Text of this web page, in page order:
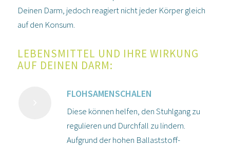
Deinen Darm, jedoch reagiert nicht jeder Körper gleich
auf den Konsum.
LEBENSMITTEL UND IHRE WIRKUNG
AUF DEINEN DARM:
FLOHSAMENSCHALEN
Diese können helfen, den Stuhlgang zu
regulieren und Durchfall zu lindern.
Aufgrund der hohen Ballaststoff-